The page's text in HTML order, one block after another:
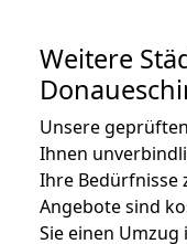
Weitere
Unsere
Ihnen
Ihre Bedürfnisse
Angebote sind
Sie einen